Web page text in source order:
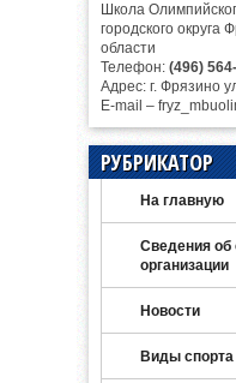
Школа
городского округа
области
Телефон: (496)
Адрес: г. Фрязино
E-mail –
РУБРИКАТОР
На главную
Сведения об
организации
Новости
Виды спорта